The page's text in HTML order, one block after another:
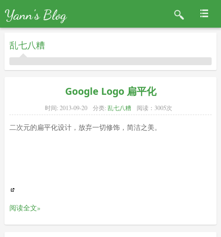
Yann's Blog
乱七八糟
Google Logo 扁平化
时间: 2013-09-20 分类: 乱七八糟 阅读：3005次
二次元的扁平化设计，放弃一切修饰，简洁之美。
阅读全文»